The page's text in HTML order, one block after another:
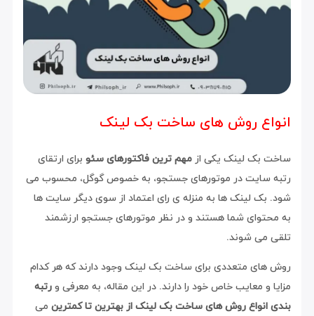
انواع روش های ساخت بک لینک
ساخت بک لینک یکی از مهم ترین فاکتورهای سئو برای ارتقای
رتبه سایت در موتورهای جستجو، به خصوص گوگل، محسوب می
شود. بک لینک ها به منزله ی رای اعتماد از سوی دیگر سایت ها
به محتوای شما هستند و در نظر موتورهای جستجو ارزشمند
تلقی می شوند.
روش های متعددی برای ساخت بک لینک وجود دارند که هر کدام
مزایا و معایب خاص خود را دارند. در این مقاله، به معرفی ورتبه
بندی انواع روش های ساخت بک لینک از بهترین تا کمترین می